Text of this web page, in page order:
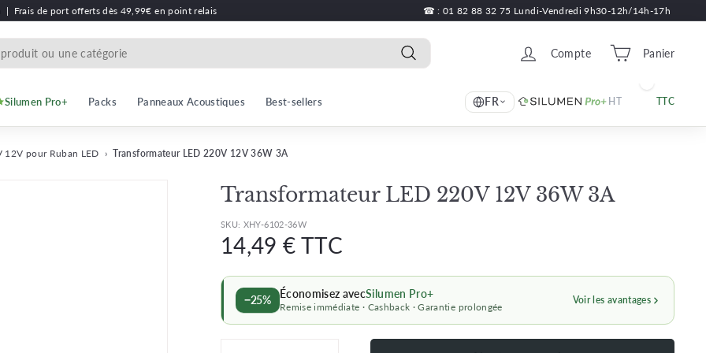
| Frais de port offerts dès 49,99€ en point relais ☎ : 01 82 88 32 75 Lundi-Vendredi 9h30-12h/14h-17h
Recherche
Compte Panier
Silumen Pro+ Packs Panneaux Acoustiques Best-sellers FR HT TTC
12V pour Ruban LED › Transformateur LED 220V 12V 36W 3A
Transformateur LED 220V 12V 36W 3A
SKU: XHY-6102-36W
régulier
14,49 € TTC14,49
€
−25% Économisez avecSilumen Pro+
Remise immédiate · Cashback · Garantie prolongée
Voir les avantages